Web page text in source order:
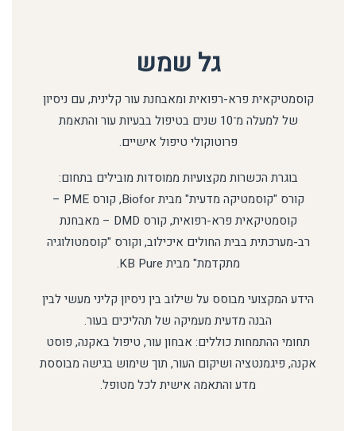
גל שמש
קוסמטיקאית פרא-רפואית ומאבחנת עור קלינית, עם ניסיון
של למעלה מ־10 שנים בטיפול בבעיות עור והתאמת
פרוטוקולי טיפול אישיים.
בוגרת הכשרות מקצועיות ממוסדות מובילים בתחום:
קורס "קוסמטיקה מדעית" מבית Biofor, קורס PME –
קוסמטיקאית פרא-רפואית, קורס DMD – מאבחנת
רב-מערכתית בבית החולים איכילוב, וקורס "קוסמטולוגיה
מתקדמת" מבית KB Pure.
הידע המקצועי מבוסס על שילוב בין ניסיון קליני מעשי לבין
הבנה מדעית מעמיקה של תהליכים בעור.
תחומי ההתמחות כוללים: אבחון עור, טיפול באקנה, פוסט
אקנה, פיגמנטציה ושיקום העור, תוך שימוש בגישה מבוססת
מדע והתאמה אישית לכל מטופל.